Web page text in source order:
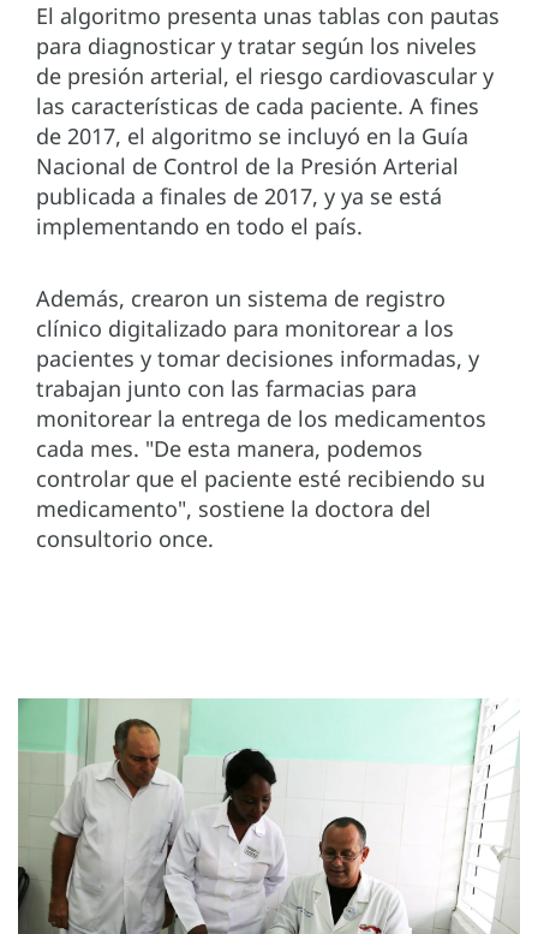
El algoritmo presenta unas tablas con pautas
para diagnosticar y tratar según los niveles
de presión arterial, el riesgo cardiovascular y
las características de cada paciente. A fines
de 2017, el algoritmo se incluyó en la Guía
Nacional de Control de la Presión Arterial
publicada a finales de 2017, y ya se está
implementando en todo el país.
Además, crearon un sistema de registro
clínico digitalizado para monitorear a los
pacientes y tomar decisiones informadas, y
trabajan junto con las farmacias para
monitorear la entrega de los medicamentos
cada mes. "De esta manera, podemos
controlar que el paciente esté recibiendo su
medicamento", sostiene la doctora del
consultorio once.